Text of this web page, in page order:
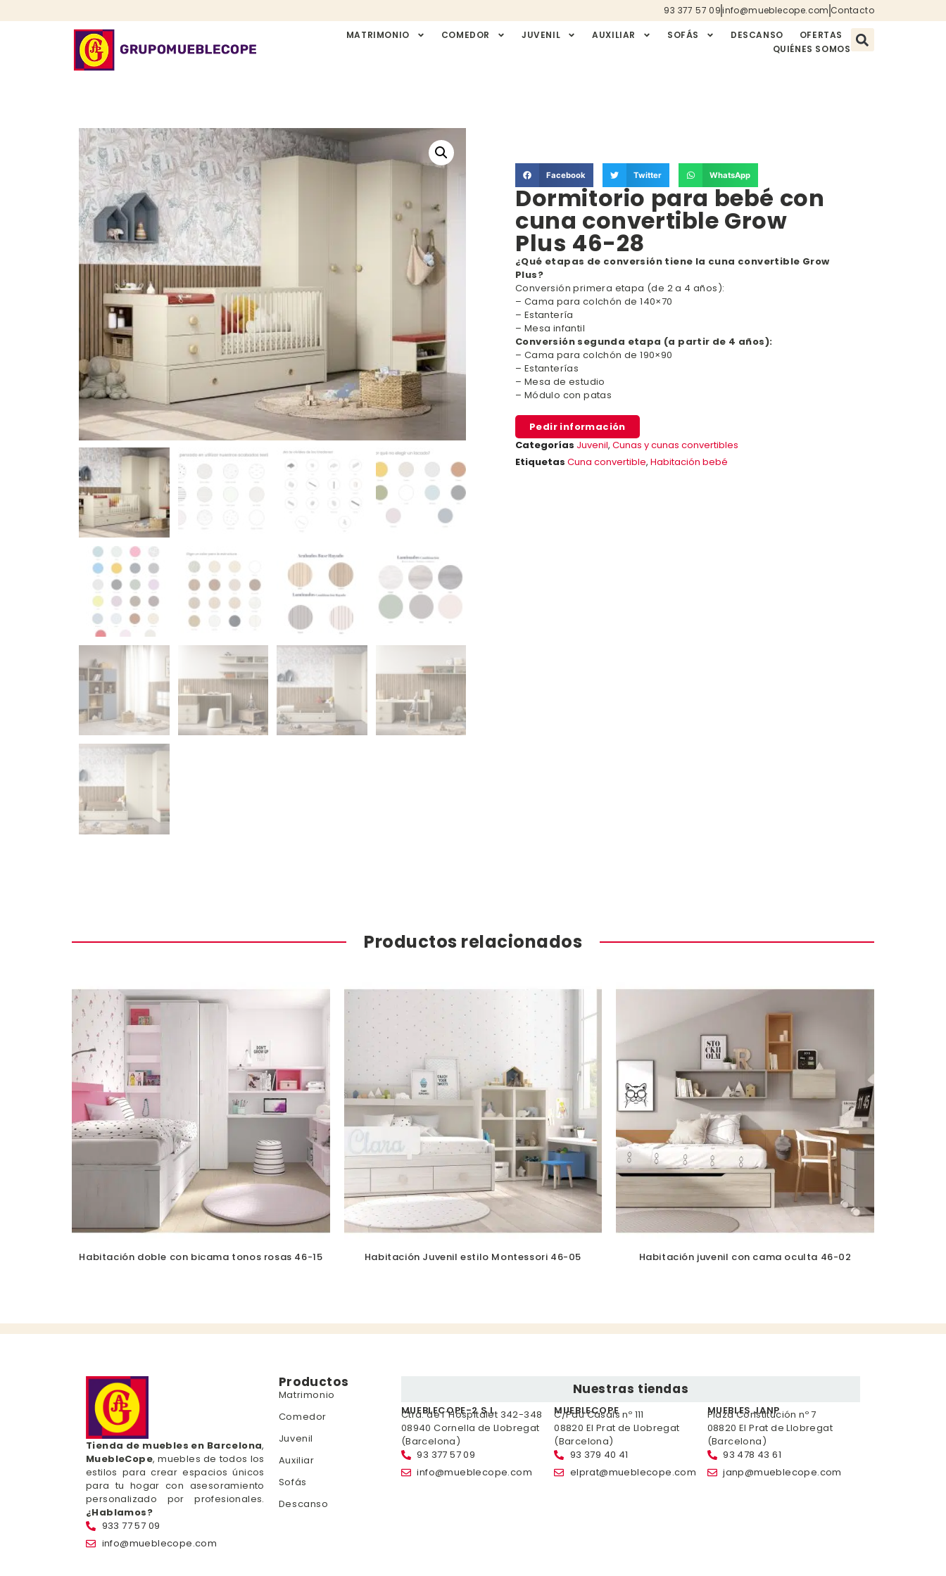
93 377 57 09info@mueblecope.com Contacto
MATRIMONIO COMEDOR JUVENIL AUXILIAR SOFÁS DESCANSO
OFERTAS
QUIÉNES SOMOS
Facebook Twitter WhatsApp
Dormitorio para bebé con
cuna convertible Grow
Plus 46-28
¿Qué etapas de conversión tiene la cuna convertible Grow
Plus?
Conversión primera etapa (de 2 a 4 años):
– Cama para colchón de 140×70
– Estantería
– Mesa infantil
Conversión segunda etapa (a partir de 4 años):
– Cama para colchón de 190×90
– Estanterías
– Mesa de estudio
– Módulo con patas
Pedir información
Categorías Juvenil, Cunas y cunas convertibles
Etiquetas Cuna convertible, Habitación bebé
Productos relacionados
Habitación doble con bicama tonos rosas 46-15 Habitación Juvenil estilo Montessori 46-05 Habitación juvenil con cama oculta 46-02
Tienda de muebles en Barcelona,
MuebleCope, muebles de todos los
estilos para crear espacios únicos
para tu hogar con asesoramiento
personalizado por profesionales.
¿Hablamos?
933 77 57 09
info@mueblecope.com
Productos
Matrimonio
Comedor
Juvenil
Auxiliar
Sofás
Descanso
Nuestras tiendas
MUEBLECOPE-2 S.L.
Ctra. de l´Hospitalet 342-348
08940 Cornella de Llobregat
(Barcelona)
93 377 57 09
info@mueblecope.com
MUEBLECOPE
C/Pau Casals nº 111
08820 El Prat de Llobregat
(Barcelona)
93 379 40 41
elprat@mueblecope.com
MUEBLES JANP
Plaza Constitución nº 7
08820 El Prat de Llobregat
(Barcelona)
93 478 43 61
janp@mueblecope.com